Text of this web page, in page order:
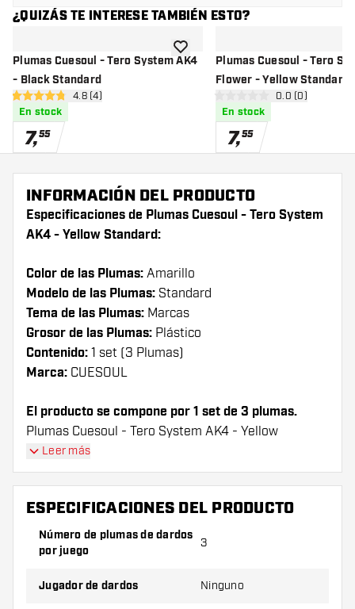
¿QUIZÁS TE INTERESE TAMBIÉN ESTO?
Plumas Cuesoul - Tero System AK4
- Black Standard
abrir panel de reseñas
4.8 estrellas de puntuación
4.8 (4)
En stock
7,55
añadir a la lista de deseos
Plumas Cuesoul - Tero
Flower - Yellow Standard
abrir panel de
0 estrellas de puntuación
0.0 (0)
En stock
7,55
INFORMACIÓN DEL PRODUCTO
Especificaciones de Plumas Cuesoul - Tero System
AK4 - Yellow Standard:
Color de las Plumas: Amarillo
Modelo de las Plumas: Standard
Tema de las Plumas: Marcas
Grosor de las Plumas: Plástico
Contenido: 1 set (3 Plumas)
Marca: CUESOUL
El producto se compone por 1 set de 3 plumas.
Plumas Cuesoul - Tero System AK4 - Yellow
Standard plumas tienen una larga vida útil. Estas
plumas sólo se puede utilizar con las cañas Cuesoul.
¡Consejo de Dartshopper!
Asegúrate de tener suficientes plumas y cañas.
Estas pueden dañarse o romperse con el uso.
Leer más
ESPECIFICACIONES DEL PRODUCTO
Número de plumas de dardos
por juego
3
Jugador de dardos Ninguno